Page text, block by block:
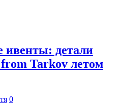
ивенты: детали
Tarkov летом
0